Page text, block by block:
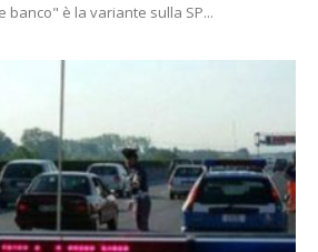
è la variante sulla SP...